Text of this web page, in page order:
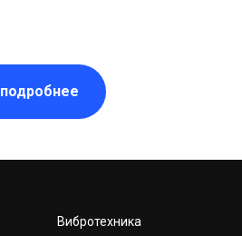
подробнее
Вибротехника